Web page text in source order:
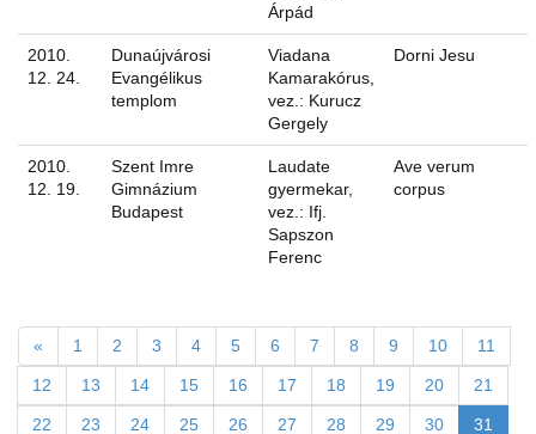
Árpád
2010.
12. 24.
Dunaújvárosi
Evangélikus
templom
Viadana
Kamarakórus,
vez.: Kurucz
Gergely
Dorni Jesu
2010.
12. 19.
Szent Imre
Gimnázium
Budapest
Laudate
gyermekar,
vez.: Ifj.
Sapszon
Ferenc
Ave verum
corpus
« 1 2 3 4 5 6 7 8 9 10 11
12 13 14 15 16 17 18 19 20 21
22 23 24 25 26 27 28 29 30 31